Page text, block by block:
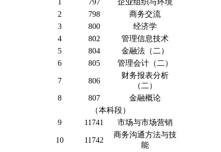
2
798
商务交流
3
800
经济学
4
802
管理信息技术
5
804
金融法（二）
6
805 管理会计（二）
7 806
财务报表分析
（二）
8
807
金融概论
（本科段）
9
11741 市场与市场营销
10 11742
商务沟通方法与技
能